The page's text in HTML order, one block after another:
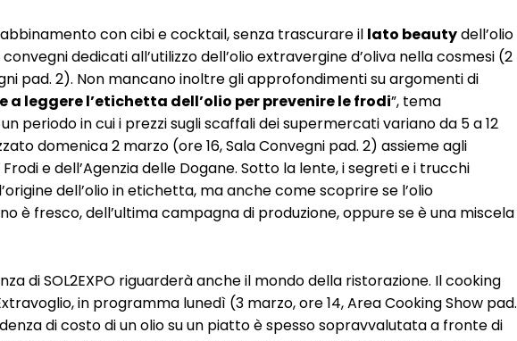
con cibi e cocktail, senza trascurare il lato beautydell’olio
dedicati all’utilizzo dell’olio extravergine d’oliva nella cosmesi (2
pad. 2). Non mancano inoltre gli approfondimenti su argomenti di
a leggere l’etichetta dell’olio per prevenire le frodi”, tema
periodo in cui i prezzi sugli scaffali dei supermercati variano da 5 a 12
domenica 2 marzo (ore 16, Sala Convegni pad. 2) assieme agli
e dell’Agenzia delle Dogane. Sotto la lente, i segreti e i trucchi
dell’olio in etichetta, ma anche come scoprire se l’olio
è fresco, dell’ultima campagna di produzione, oppure se è una miscela
di SOL2EXPO riguarderà anche il mondo della ristorazione. Il cooking
in programma lunedì (3 marzo, ore 14, Area Cooking Show pad.
di costo di un olio su un piatto è spesso sopravvalutata a fronte di